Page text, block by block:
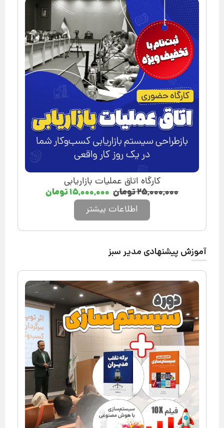
کارگاه اتاق عملیات بازاریابی
۲۵,۰۰۰,۰۰۰تومان ۱۵,۰۰۰,۰۰۰تومان
اطلاعات بیشتر
آموزش پیشنهادی مدیر سبز